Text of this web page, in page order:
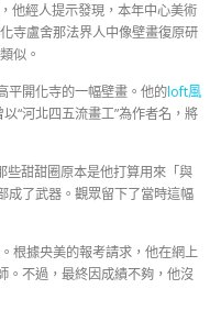
他經人提示發現，本年中心美術
寺盧舍那法界人中像壁畫復原研
似。
平開化寺的一幅壁畫。他的loft風
“河北四五流畫工”為作者名，將
甜甜圈原本是他打算用來「與
成了武器。觀眾留下了當時這幅
根據央美的報考請求，他在網上
。不過，最終因成績不夠，他沒